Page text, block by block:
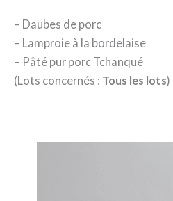
– Daubes de porc
– Lamproie à la bordelaise
– Pâté pur porc Tchanqué
(Lots concernés : Tous les lots)